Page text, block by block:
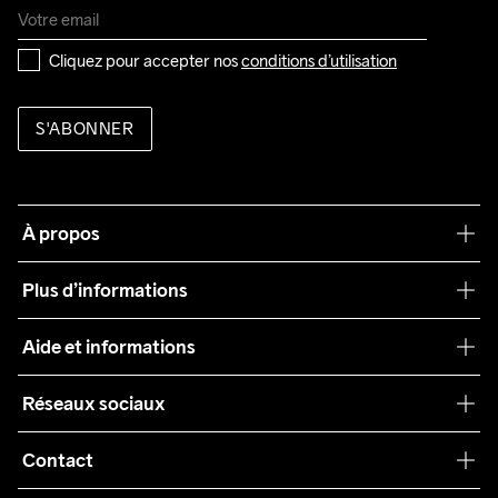
Cliquez pour accepter nos conditions d’utilisation
S'ABONNER
À propos
Plus d’informations
Teamwear
Durabilité
Collaborations
Aide et informations
Conditions générales
Retours
Réseaux sociaux
Contact